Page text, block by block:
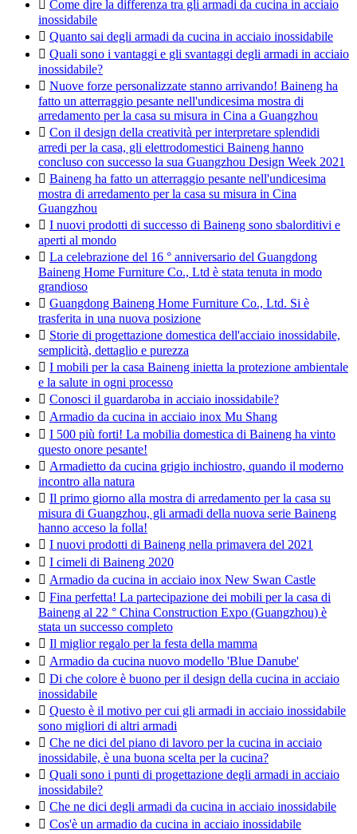
Come dire la differenza tra gli armadi da cucina in acciaio
inossidabile
 Quanto sai degli armadi da cucina in acciaio inossidabile
 Quali sono i vantaggi e gli svantaggi degli armadi in acciaio
inossidabile?
 Nuove forze personalizzate stanno arrivando! Baineng ha
fatto un atterraggio pesante nell'undicesima mostra di
arredamento per la casa su misura in Cina a Guangzhou
 Con il design della creatività per interpretare splendidi
arredi per la casa, gli elettrodomestici Baineng hanno
concluso con successo la sua Guangzhou Design Week 2021
 Baineng ha fatto un atterraggio pesante nell'undicesima
mostra di arredamento per la casa su misura in Cina
Guangzhou
 I nuovi prodotti di successo di Baineng sono sbalorditivi e
aperti al mondo
 La celebrazione del 16 ° anniversario del Guangdong
Baineng Home Furniture Co., Ltd è stata tenuta in modo
grandioso
 Guangdong Baineng Home Furniture Co., Ltd. Si è
trasferita in una nuova posizione
 Storie di progettazione domestica dell'acciaio inossidabile,
semplicità, dettaglio e purezza
 I mobili per la casa Baineng inietta la protezione ambientale
e la salute in ogni processo
 Conosci il guardaroba in acciaio inossidabile?
 Armadio da cucina in acciaio inox Mu Shang
 I 500 più forti! La mobilia domestica di Baineng ha vinto
questo onore pesante!
 Armadietto da cucina grigio inchiostro, quando il moderno
incontro alla natura
 Il primo giorno alla mostra di arredamento per la casa su
misura di Guangzhou, gli armadi della nuova serie Baineng
hanno acceso la folla!
 I nuovi prodotti di Baineng nella primavera del 2021
 I cimeli di Baineng 2020
 Armadio da cucina in acciaio inox New Swan Castle
 Fina perfetta! La partecipazione dei mobili per la casa di
Baineng al 22 ° China Construction Expo (Guangzhou) è
stata un successo completo
 Il miglior regalo per la festa della mamma
 Armadio da cucina nuovo modello 'Blue Danube'
 Di che colore è buono per il design della cucina in acciaio
inossidabile
 Questo è il motivo per cui gli armadi in acciaio inossidabile
sono migliori di altri armadi
 Che ne dici del piano di lavoro per la cucina in acciaio
inossidabile, è una buona scelta per la cucina?
 Quali sono i punti di progettazione degli armadi in acciaio
inossidabile?
 Che ne dici degli armadi da cucina in acciaio inossidabile
 Cos'è un armadio da cucina in acciaio inossidabile